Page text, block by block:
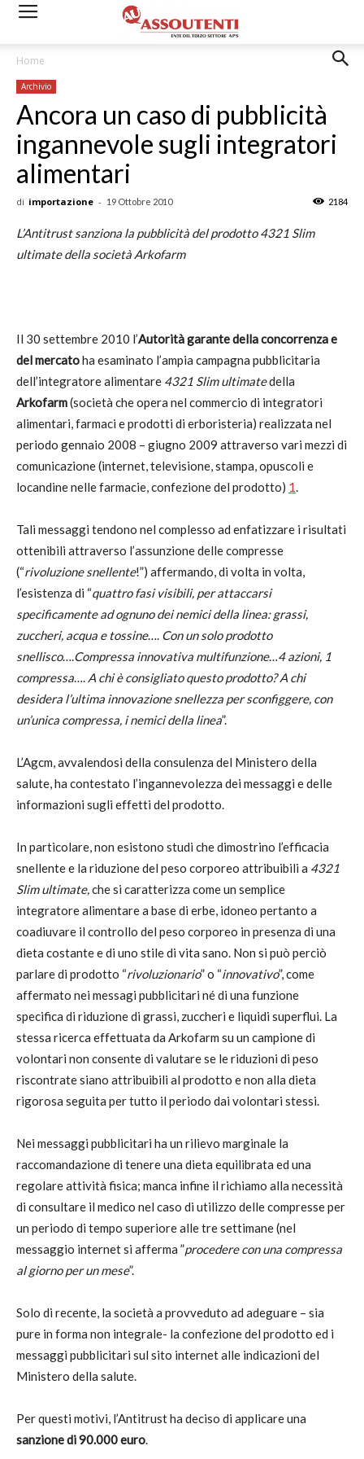
Home
Archivio
Ancora un caso di pubblicità
ingannevole sugli integratori
alimentari
di importazione - 19 Ottobre 2010 2184
L’Antitrust sanziona la pubblicità del prodotto 4321 Slim
ultimate della società Arkofarm
Il 30 settembre 2010 l’Autorità garante della concorrenza e
del mercatoha esaminato l’ampia campagna pubblicitaria
dell’integratore alimentare 4321 Slim ultimatedella
Arkofarm(società che opera nel commercio di integratori
alimentari, farmaci e prodotti di erboristeria) realizzata nel
periodo gennaio 2008 – giugno 2009 attraverso vari mezzi di
comunicazione (internet, televisione, stampa, opuscoli e
locandine nelle farmacie, confezione del prodotto) 1.
Tali messaggi tendono nel complesso ad enfatizzare i risultati
ottenibili attraverso l’assunzione delle compresse
(“rivoluzione snellente!”) affermando, di volta in volta,
l’esistenza di “quattro fasi visibili, per attaccarsi
specificamente ad ognuno dei nemici della linea: grassi,
zuccheri, acqua e tossine…. Con un solo prodotto
snellisco….Compressa innovativa multifunzione…4 azioni, 1
compressa…. A chi è consigliato questo prodotto? A chi
desidera l’ultima innovazione snellezza per sconfiggere, con
un’unica compressa, i nemici della linea”.
L’Agcm, avvalendosi della consulenza del Ministero della
salute, ha contestato l’ingannevolezza dei messaggi e delle
informazioni sugli effetti del prodotto.
In particolare, non esistono studi che dimostrino l’efficacia
snellente e la riduzione del peso corporeo attribuibili a 4321
Slim ultimate,che si caratterizza come un semplice
integratore alimentare a base di erbe, idoneo pertanto a
coadiuvare il controllo del peso corporeo in presenza di una
dieta costante e di uno stile di vita sano. Non si può perciò
parlare di prodotto “rivoluzionario” o “innovativo”, come
affermato nei messagi pubblicitari né di una funzione
specifica di riduzione di grassi, zuccheri e liquidi superflui. La
stessa ricerca effettuata da Arkofarm su un campione di
volontari non consente di valutare se le riduzioni di peso
riscontrate siano attribuibili al prodotto e non alla dieta
rigorosa seguita per tutto il periodo dai volontari stessi.
Nei messaggi pubblicitari ha un rilievo marginale la
raccomandazione di tenere una dieta equilibrata ed una
regolare attività fisica; manca infine il richiamo alla necessità
di consultare il medico nel caso di utilizzo delle compresse per
un periodo di tempo superiore alle tre settimane (nel
messaggio internet si afferma ”procedere con una compressa
al giorno per un mese”.
Solo di recente, la società a provveduto ad adeguare – sia
pure in forma non integrale- la confezione del prodotto ed i
messaggi pubblicitari sul sito internet alle indicazioni del
Ministero della salute.
Per questi motivi, l’Antitrust ha deciso di applicare una
sanzione di 90.000 euro.